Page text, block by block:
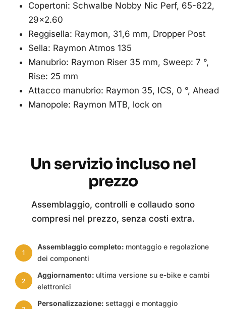
Copertoni: Schwalbe Nobby Nic Perf, 65-622,
29×2.60
Reggisella: Raymon, 31,6 mm, Dropper Post
Sella: Raymon Atmos 135
Manubrio: Raymon Riser 35 mm, Sweep: 7 °,
Rise: 25 mm
Attacco manubrio: Raymon 35, ICS, 0 °, Ahead
Manopole: Raymon MTB, lock on
Un servizio incluso nel
prezzo
Assemblaggio, controlli e collaudo sono
compresi nel prezzo, senza costi extra.
1
Assemblaggio completo: montaggio e regolazione
dei componenti
2
Aggiornamento: ultima versione su e-bike e cambi
elettronici
Personalizzazione: settaggi e montaggio